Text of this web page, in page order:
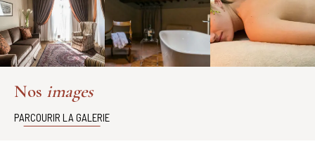
Nos images
PARCOURIR LA GALERIE